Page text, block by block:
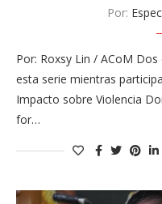
Por:
Por: Roxsy Lin / ACoM
esta serie mientras
Impacto sobre Violencia
for…